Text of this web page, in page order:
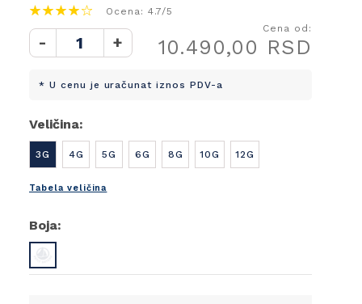
Ocena: 4.7/5
- +
Cena od:
10.490,00 RSD
* U cenu je uračunat iznos PDV-a
Veličina:
3G 4G 5G 6G 8G 10G 12G
Tabela veličina
Boja: